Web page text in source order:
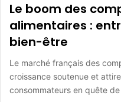
Le boom des
alimentaires :
bien-être
Le marché français des
croissance soutenue et
consommateurs en quête